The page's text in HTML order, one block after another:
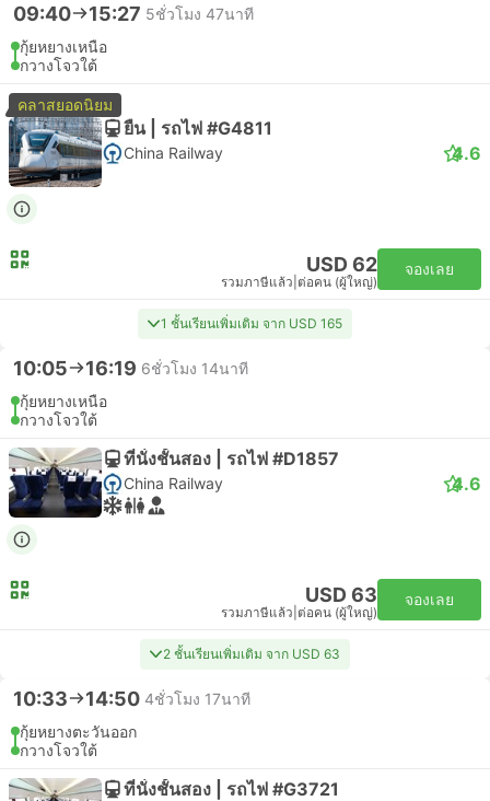
09:40 15:27 5ชั่วโมง 47นาที
กุ้ยหยางเหนือ
กวางโจวใต้
คลาสยอดนิยม
ยืน | รถไฟ #G4811
China Railway 4.6
USD 62
รวมภาษีแล้ว ต่อคน (ผู้ใหญ่)
จองเลย
1 ชั้นเรียนเพิ่มเติม จาก USD 165
10:05 16:19 6ชั่วโมง 14นาที
กุ้ยหยางเหนือ
กวางโจวใต้
ที่นั่งชั้นสอง | รถไฟ #D1857
China Railway 4.6
USD 63
รวมภาษีแล้ว ต่อคน (ผู้ใหญ่)
จองเลย
2 ชั้นเรียนเพิ่มเติม จาก USD 63
10:33 14:50 4ชั่วโมง 17นาที
กุ้ยหยางตะวันออก
กวางโจวใต้
ที่นั่งชั้นสอง | รถไฟ #G3721